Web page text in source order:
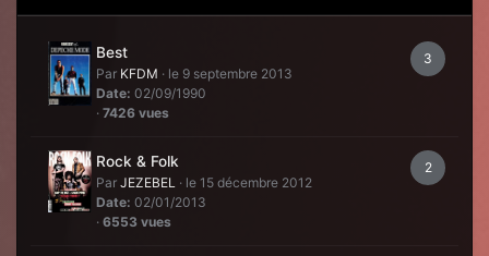
3
Best
Par KFDM · le 9 septembre 2013
Date: 02/09/1990
· 7426 vues
2
Rock & Folk
Par JEZEBEL · le 15 décembre 2012
Date: 02/01/2013
· 6553 vues